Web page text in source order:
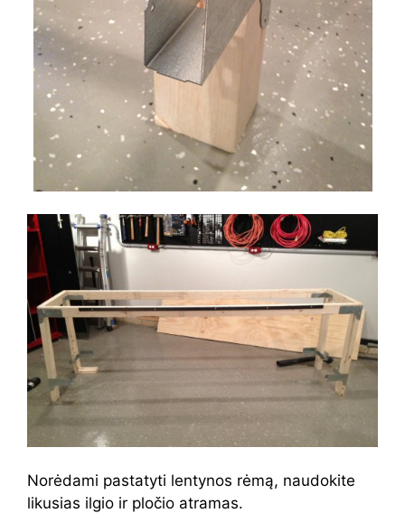
Norėdami pastatyti lentynos rėmą, naudokite
likusias ilgio ir pločio atramas.